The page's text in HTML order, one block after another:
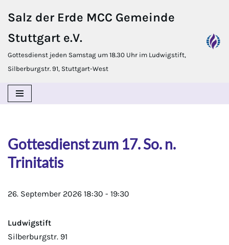
Inhalt
springen
Salz der Erde MCC Gemeinde
Stuttgart e.V.
Gottesdienst jeden Samstag um 18.30 Uhr im Ludwigstift,
Silberburgstr. 91, Stuttgart-West
Gottesdienst zum 17. So. n.
Trinitatis
26. September 2026 18:30 - 19:30
Ludwigstift
Silberburgstr. 91